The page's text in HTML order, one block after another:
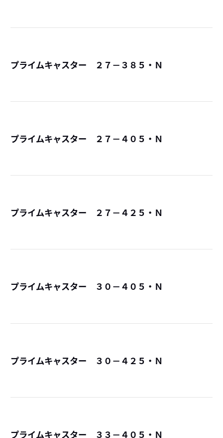
プライムキャスター ２７－３８５・Ｎ
プライムキャスター ２７－４０５・Ｎ
プライムキャスター ２７－４２５・Ｎ
プライムキャスター ３０－４０５・Ｎ
プライムキャスター ３０－４２５・Ｎ
プライムキャスター ３３－４０５・Ｎ